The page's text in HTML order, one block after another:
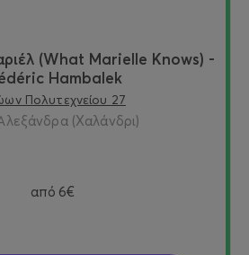
(What Marielle Knows) -
Hambalek
Πολυτεχνείου 27
(Χαλάνδρι)
από 6€